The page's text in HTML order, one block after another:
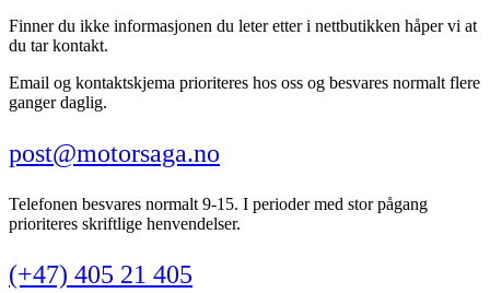
Finner du ikke informasjonen du leter etter i nettbutikken håper vi at
du tar kontakt.
Email og kontaktskjema prioriteres hos oss og besvares normalt flere
ganger daglig.
post@motorsaga.no
Telefonen besvares normalt 9-15. I perioder med stor pågang
prioriteres skriftlige henvendelser.
(+47) 405 21 405